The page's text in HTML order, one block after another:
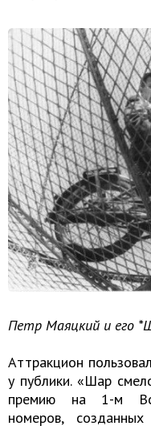
Петр Маяцкий и его
Аттракцион
у публики. «Шар
премию на 1-м
номеров,